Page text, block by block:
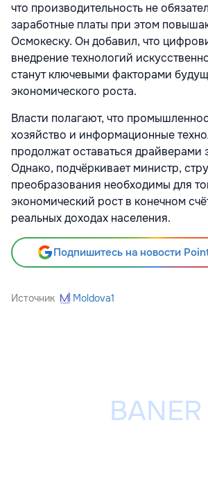
что производительность не
заработные платы при этом
Осмокеску. Он добавил, что
внедрение технологий
станут ключевыми факторами
экономического роста.
Власти полагают, что
хозяйство и информационные
продолжат оставаться драйверами
Однако, подчёркивает министр,
преобразования необходимы для
экономический рост в конечном
реальных доходах населения.
Подпишитесь на новости
Источник Moldova1